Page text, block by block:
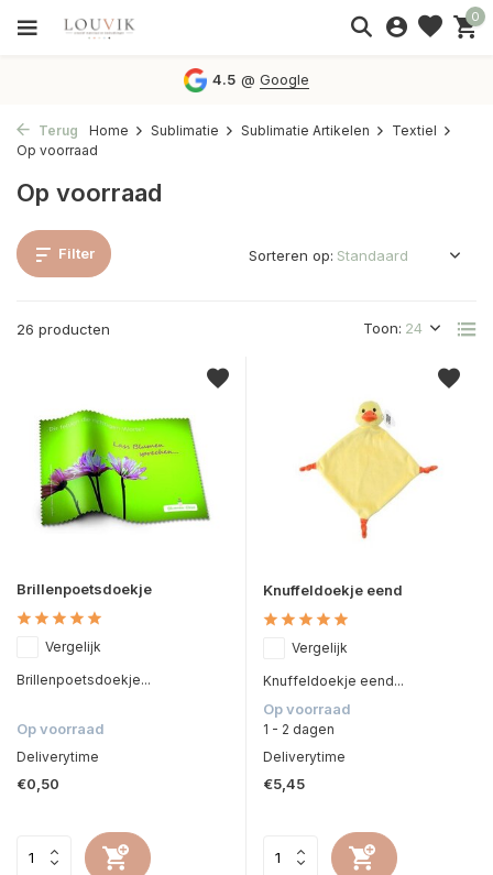
0
4.5 @Google
Terug Home Sublimatie Sublimatie Artikelen
Textiel
Op voorraad
Op voorraad
Filter
26 producten Toon:
Sorteren op:
Brillenpoetsdoekje
Vergelijk
Brillenpoetsdoekje...
Op voorraad
Deliverytime
€0,50
Knuffeldoekje eend
Vergelijk
Knuffeldoekje eend...
Op voorraad
1 - 2 dagen
Deliverytime
€5,45